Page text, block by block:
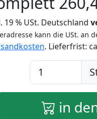
19 % USt. Deutschland
kann die USt. an
. Lieferfrist:
in